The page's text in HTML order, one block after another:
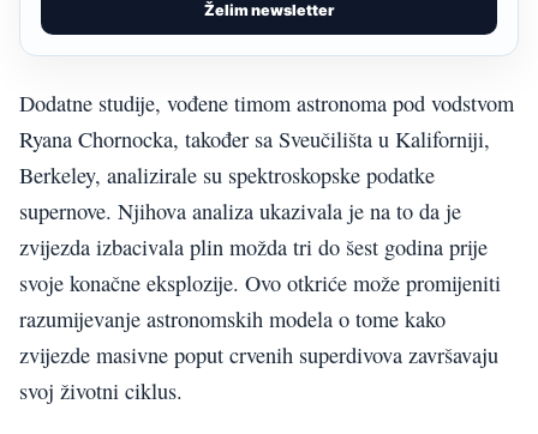
Želim newsletter
Dodatne studije, vođene timom astronoma pod vodstvom
Ryana Chornocka, također sa Sveučilišta u Kaliforniji,
Berkeley, analizirale su spektroskopske podatke
supernove. Njihova analiza ukazivala je na to da je
zvijezda izbacivala plin možda tri do šest godina prije
svoje konačne eksplozije. Ovo otkriće može promijeniti
razumijevanje astronomskih modela o tome kako
zvijezde masivne poput crvenih superdivova završavaju
svoj životni ciklus.